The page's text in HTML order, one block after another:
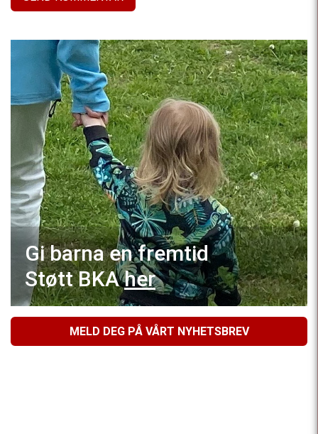
Gi barna en fremtid
Støtt BKAher
MELD DEG PÅ VÅRT NYHETSBREV